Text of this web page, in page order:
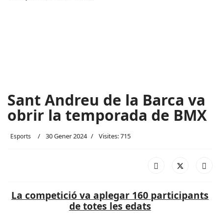
Sant Andreu de la Barca va
obrir la temporada de BMX
Esports 30 Gener 2024 Visites: 715
La competició va aplegar 160 participants
de totes les edats